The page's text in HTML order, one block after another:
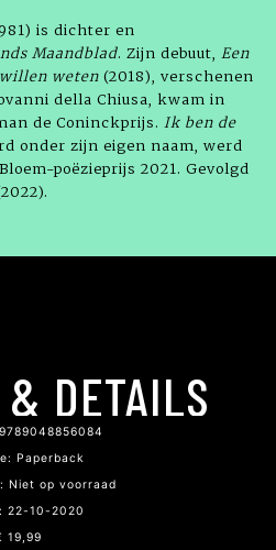
is dichter en
Maandblad. Zijn debuut,
Een
weten (2018), verschenen
della Chiusa, kwam in
de Coninckprijs. Ik ben de
onder zijn eigen naam, werd
poëzieprijs 2021. Gevolgd
DETAILS
Paperback
Niet op voorraad
22-10-2020
19,99